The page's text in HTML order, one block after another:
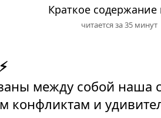
Краткое содержание
читается за 35 минут
между собой наша
конфликтам и